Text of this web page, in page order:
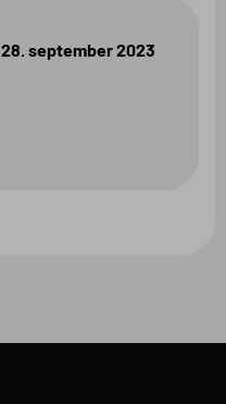
28. september 2023